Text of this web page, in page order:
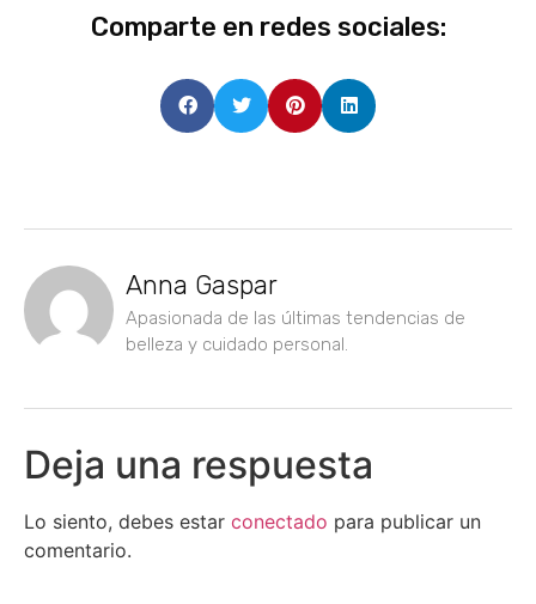
Comparte en redes sociales:
Anna Gaspar
Apasionada de las últimas tendencias de
belleza y cuidado personal.
Deja una respuesta
Lo siento, debes estar conectado para publicar un
comentario.